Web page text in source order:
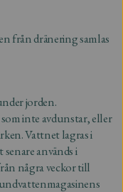
från dränering samlas
jorden.
inte avdunstar, eller
Vattnet lagras i
används i
några veckor till